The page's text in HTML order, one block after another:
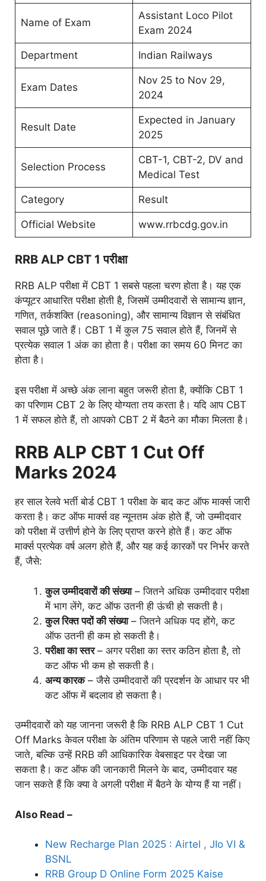
Name of Exam
Assistant Loco Pilot
Exam 2024
Department Indian Railways
Exam Dates
Nov 25 to Nov 29,
2024
Result Date
Expected in January
2025
Selection Process
CBT-1, CBT-2, DV and
Medical Test
Category Result
Official Website www.rrbcdg.gov.in
RRB ALP CBT 1 परीक्षा
RRB ALP परीक्षा में CBT 1 सबसे पहला चरण होता है। यह एक
कंप्यूटर आधारित परीक्षा होती है, जिसमें उम्मीदवारों से सामान्य ज्ञान,
गणित, तर्कशक्ति (reasoning), और सामान्य विज्ञान से संबंधित
सवाल पूछे जाते हैं। CBT 1 में कुल 75 सवाल होते हैं, जिनमें से
प्रत्येक सवाल 1 अंक का होता है। परीक्षा का समय 60 मिनट का
होता है।
इस परीक्षा में अच्छे अंक लाना बहुत जरूरी होता है, क्योंकि CBT 1
का परिणाम CBT 2 के लिए योग्यता तय करता है। यदि आप CBT
1 में सफल होते हैं, तो आपको CBT 2 में बैठने का मौका मिलता है।
RRB ALP CBT 1 Cut Off
Marks 2024
हर साल रेलवे भर्ती बोर्ड CBT 1 परीक्षा के बाद कट ऑफ मार्क्स जारी
करता है। कट ऑफ मार्क्स वह न्यूनतम अंक होते हैं, जो उम्मीदवार
को परीक्षा में उत्तीर्ण होने के लिए प्राप्त करने होते हैं। कट ऑफ
मार्क्स प्रत्येक वर्ष अलग होते हैं, और यह कई कारकों पर निर्भर करते
हैं, जैसे:
कुल उम्मीदवारों की संख्या– जितने अधिक उम्मीदवार परीक्षा
में भाग लेंगे, कट ऑफ उतनी ही ऊंची हो सकती है।
कुल रिक्त पदों की संख्या– जितने अधिक पद होंगे, कट
ऑफ उतनी ही कम हो सकती है।
परीक्षा का स्तर– अगर परीक्षा का स्तर कठिन होता है, तो
कट ऑफ भी कम हो सकती है।
अन्य कारक– जैसे उम्मीदवारों की प्रदर्शन के आधार पर भी
कट ऑफ में बदलाव हो सकता है।
उम्मीदवारों को यह जानना जरूरी है कि RRB ALP CBT 1 Cut
Off Marks केवल परीक्षा के अंतिम परिणाम से पहले जारी नहीं किए
जाते, बल्कि उन्हें RRB की आधिकारिक वेबसाइट पर देखा जा
सकता है। कट ऑफ की जानकारी मिलने के बाद, उम्मीदवार यह
जान सकते हैं कि क्या वे अगली परीक्षा में बैठने के योग्य हैं या नहीं।
Also Read –
New Recharge Plan 2025 : Airtel , JIo VI &
BSNL
RRB Group D Online Form 2025 Kaise